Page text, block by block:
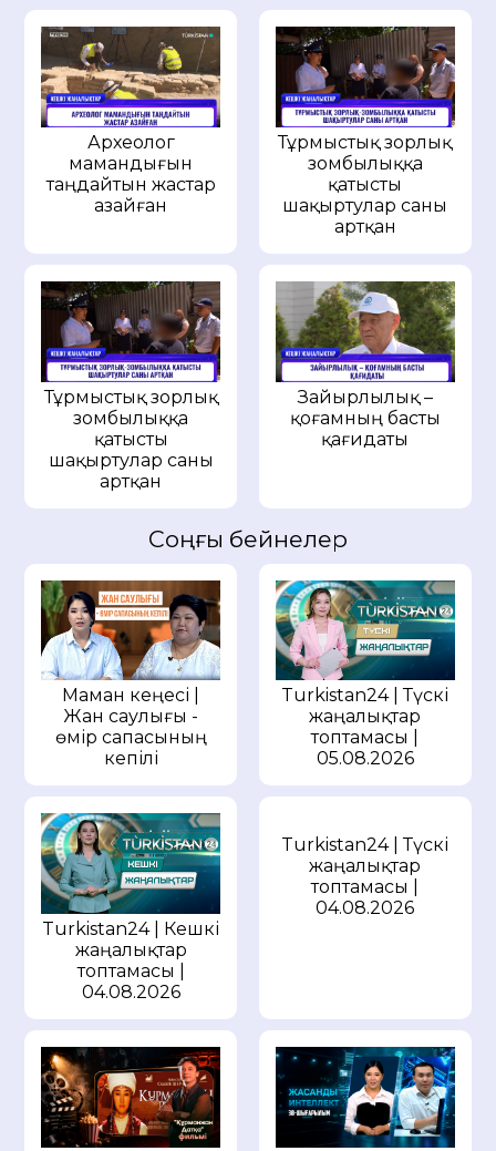
Археолог
мамандығын
таңдайтын жастар
азайған
Тұрмыстық зорлық
зомбылыққа
қатысты
шақыртулар саны
артқан
Тұрмыстық зорлық
зомбылыққа
қатысты
шақыртулар саны
артқан
Зайырлылық –
қоғамның басты
қағидаты
Соңғы бейнелер
Маман кеңесі |
Жан саулығы -
өмір сапасының
кепілі
Turkistan24 | Түскі
жаңалықтар
топтамасы |
05.08.2026
Turkistan24 | Кешкі
жаңалықтар
топтамасы |
04.08.2026
Turkistan24 | Түскі
жаңалықтар
топтамасы |
04.08.2026